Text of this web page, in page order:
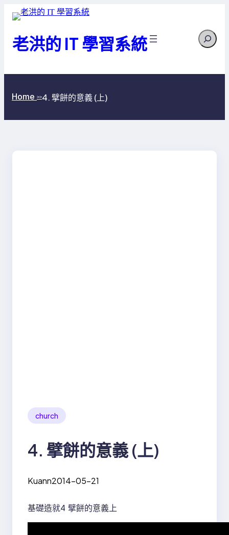
老洪的 IT 學習系統 Search
Home >>4. 擘餅的意義 (上)
church
4. 擘餅的意義 (上)
Kuann2014-05-21
基礎造就4 擘餅的意義上